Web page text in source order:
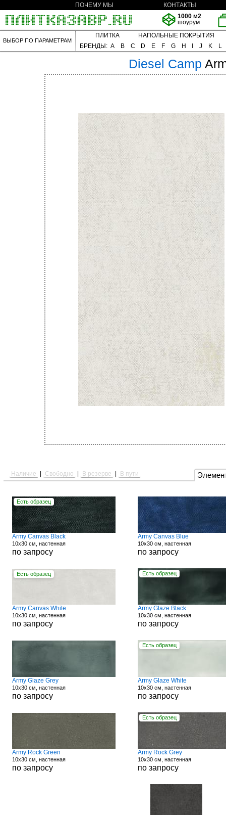
ПОЧЕМУ МЫ
КОНТАКТЫ
1000 м2
шоурум
ВЫБОР ПО ПАРАМЕТРАМ
ПЛИТКА
НАПОЛЬНЫЕ ПОКРЫТИЯ
БРЕНДЫ: A B C D E F G H J K L
Diesel Camp
Наличие Свободно В резерве В пути
Есть образец
Army Canvas Black
10x30 см, настенная
по запросу
Army Canvas Blue
10x30 см, настенная
по запросу
Есть образец
Army Canvas White
10x30 см, настенная
по запросу
Есть образец
Army Glaze Black
10x30 см, настенная
по запросу
Army Glaze Grey
10x30 см, настенная
по запросу
Есть образец
Army Glaze White
10x30 см, настенная
по запросу
Army Rock Green
10x30 см, настенная
по запросу
Есть образец
Army Rock Grey
10x30 см, настенная
по запросу